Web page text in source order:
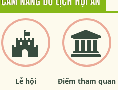
CẨM NANG DU LỊCH HỘI AN
Lễ hội Điểm tham quan